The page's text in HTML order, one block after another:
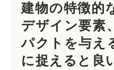
建物の特徴的
デザイン要素
パクトを与え
に捉えると良